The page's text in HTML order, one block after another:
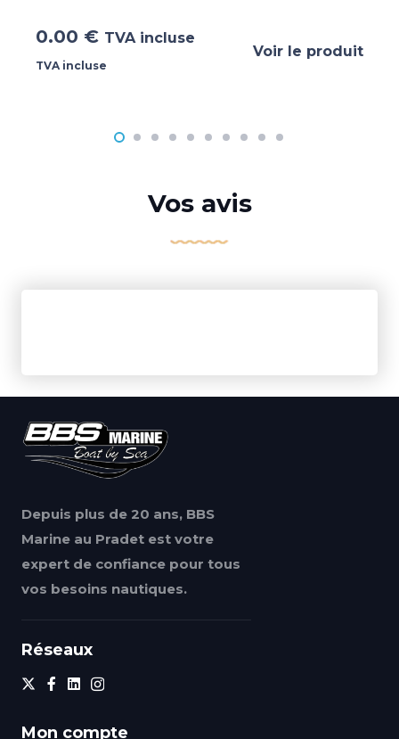
0.00 € TVA incluse
TVA incluse
Voir le produit
Vos avis
Depuis plus de 20 ans, BBS
Marine au Pradet est votre
expert de confiance pour tous
vos besoins nautiques.
Réseaux
Mon compte